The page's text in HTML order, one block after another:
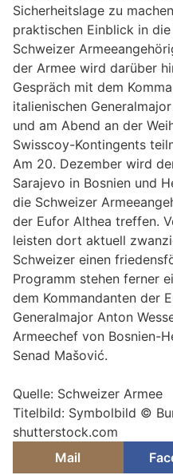
Sicherheitslage zu
praktischen Einblick in
Schweizer
der Armee wird darüber
Gespräch mit dem
italienischen
und am Abend an der
Swisscoy-Kontingents
Am 20. Dezember wird
Sarajevo in Bosnien und
die Schweizer
der Eufor Althea treffen.
leisten dort aktuell
Schweizer einen
Programm stehen ferner
dem Kommandanten der
Generalmajor Anton
Armeechef von Bosnien-
Senad Mašović.
Quelle: Schweizer Armee
Titelbild: Symbolbild ©
shutterstock.com
Mail